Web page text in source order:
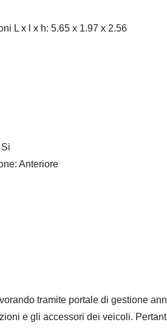
L x l x h: 5.65 x 1.97 x 2.56
Anteriore
tramite portale di gestione
e gli accessori dei veicoli.